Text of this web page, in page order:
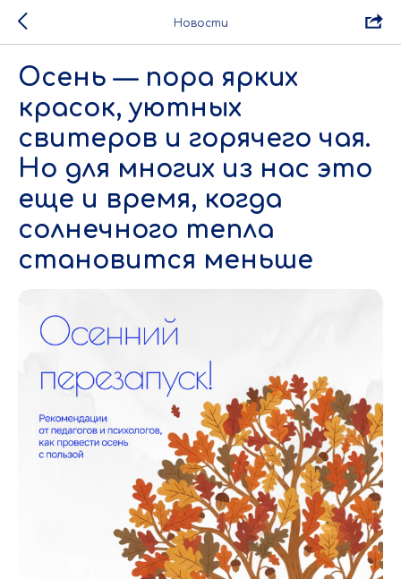
Новости
Осень — пора ярких
красок, уютных
свитеров и горячего чая.
Но для многих из нас это
еще и время, когда
солнечного тепла
становится меньше